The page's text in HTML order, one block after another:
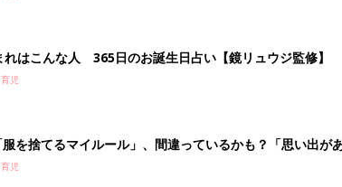
れはこんな人 365日のお誕生日占い【鏡リュウジ監修】
児
を捨てるマイルール」、間違っているかも？「思い出が
が喝！
児